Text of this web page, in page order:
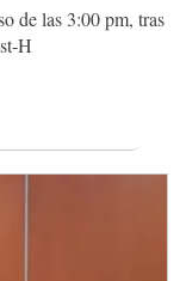
de las 3:00 pm, tras
H